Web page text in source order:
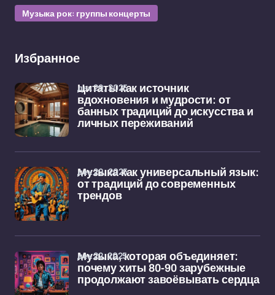
Музыка рок: группы концерты
Избранное
Цитаты как источник
вдохновения и мудрости: от
банных традиций до искусства и
личных переживаний
дек 29, 2025
Музыка как универсальный язык:
от традиций до современных
трендов
дек 29, 2025
Музыка, которая объединяет:
почему хиты 80-90 зарубежные
продолжают завоёвывать сердца
дек 22, 2025